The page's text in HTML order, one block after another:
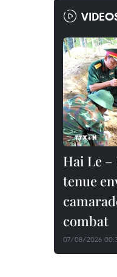
Hai Le –
tenue
combat
07/08/2026